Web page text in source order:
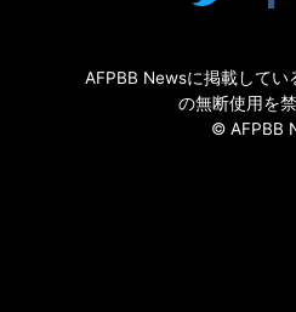
AFPBB Newsに掲載して
の無断使用を禁
© AFPBB